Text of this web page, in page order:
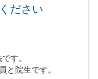
ださい
す。
院生です。